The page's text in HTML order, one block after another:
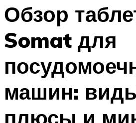
Обзор
Somat для
машин:
плюсы и